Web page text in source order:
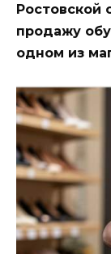
Ростовской
продажу
одном из